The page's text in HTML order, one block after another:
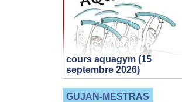
cours aquagym (15
septembre 2026)
GUJAN-MESTRAS